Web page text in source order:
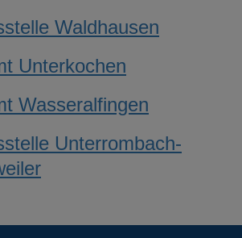
Waldhausen
Unterkochen
Wasseralfingen
Unterrombach-